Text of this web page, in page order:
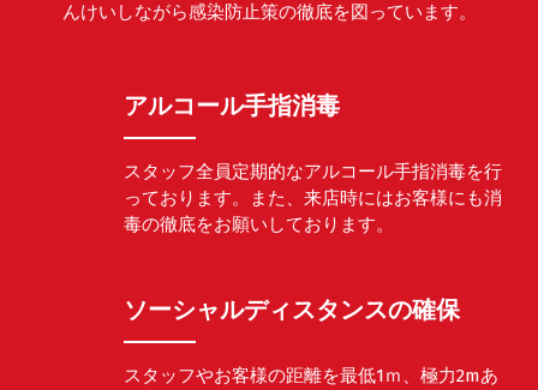
んけいしながら感染防止策の徹底を図っています。
アルコール手指消毒
スタッフ全員定期的なアルコール手指消毒を行
っております。また、来店時にはお客様にも消
毒の徹底をお願いしております。
ソーシャルディスタンスの確保
スタッフやお客様の距離を最低1ｍ、極力2mあ